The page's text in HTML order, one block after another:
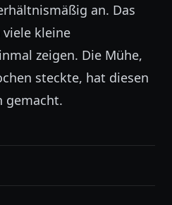
an. Das
kleine
zeigen. Die Mühe,
steckte, hat diesen
gemacht.